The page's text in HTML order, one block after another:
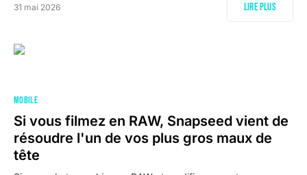
31 mai 2026 Lire plus
MOBILE
Si vous filmez en RAW, Snapseed vient de
résoudre l'un de vos plus gros maux de
tête